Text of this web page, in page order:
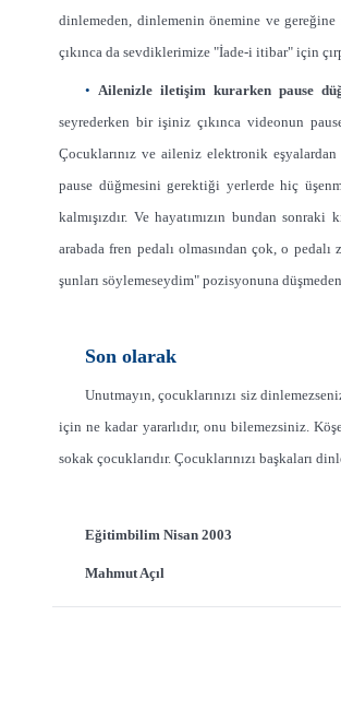
dinlemeden, dinlemenin önemine ve
çıkınca da sevdiklerimize "İade-i itibar" için
•Ailenizle iletişim kurarken pause
seyrederken bir işiniz çıkınca videonun
Çocuklarınız ve aileniz elektronik
pause düğmesini gerektiği yerlerde hiç
kalmışızdır. Ve hayatımızın bundan
arabada fren pedalı olmasından çok, o
şunları söylemeseydim" pozisyonuna
Son olarak
Unutmayın, çocuklarınızı siz dinle
için ne kadar yararlıdır, onu bilemezsiniz.
sokak çocuklarıdır. Çocuklarınızı başkaları
Eğitimbilim Nisan 2003
Mahmut Açıl